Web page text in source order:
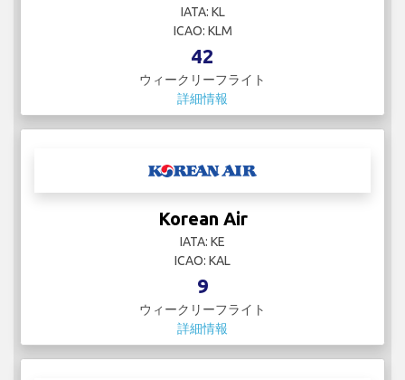
IATA: KL
ICAO: KLM
42
ウィークリーフライト
詳細情報
Korean Air
IATA: KE
ICAO: KAL
9
ウィークリーフライト
詳細情報